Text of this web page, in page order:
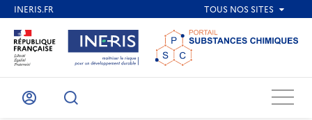
Mon
Recherche
Menu